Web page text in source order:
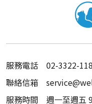
服務電話
02-3322-
聯絡信箱
服務時間
週一至週五